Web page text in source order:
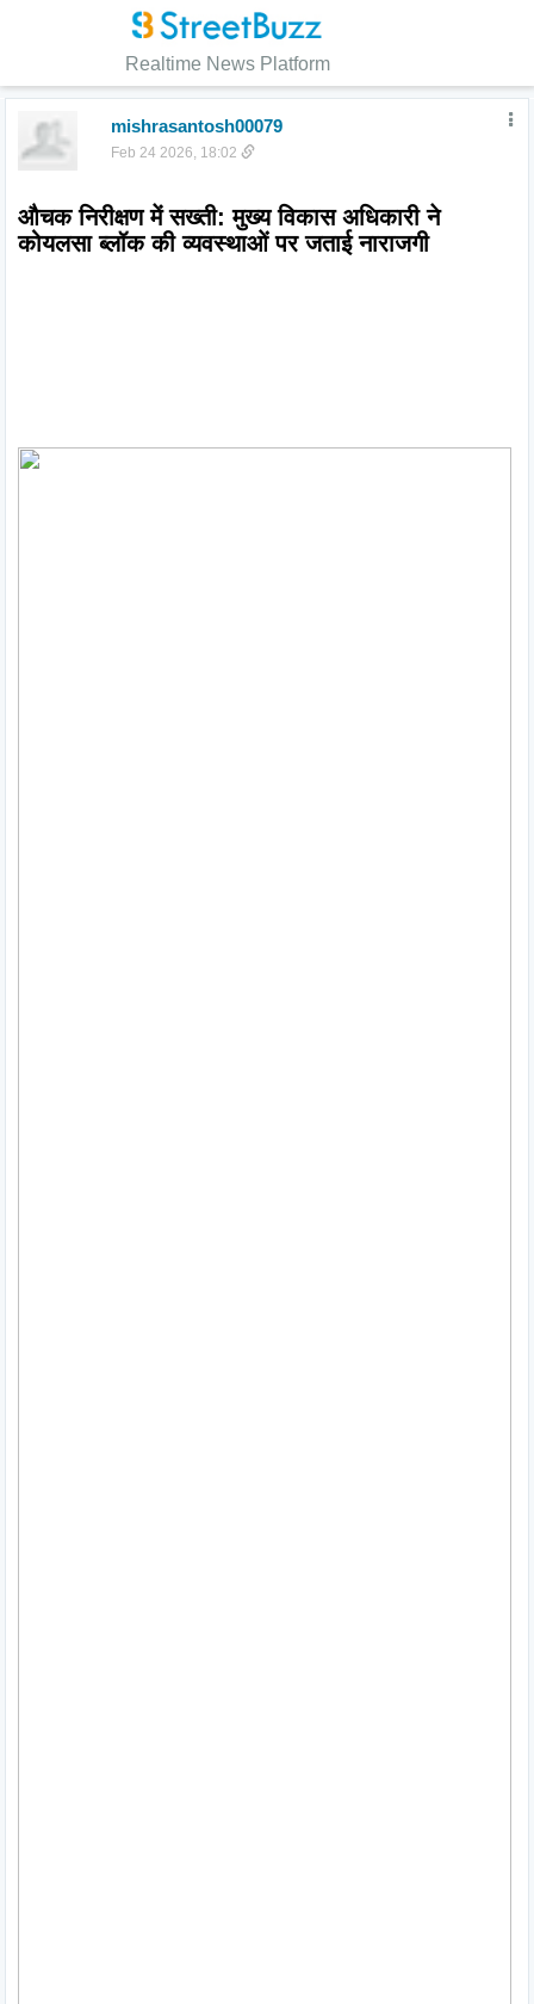
Realtime News Platform
mishrasantosh00079
Feb 24 2026, 18:02
औचक निरीक्षण में सख्ती: मुख्य विकास अधिकारी ने